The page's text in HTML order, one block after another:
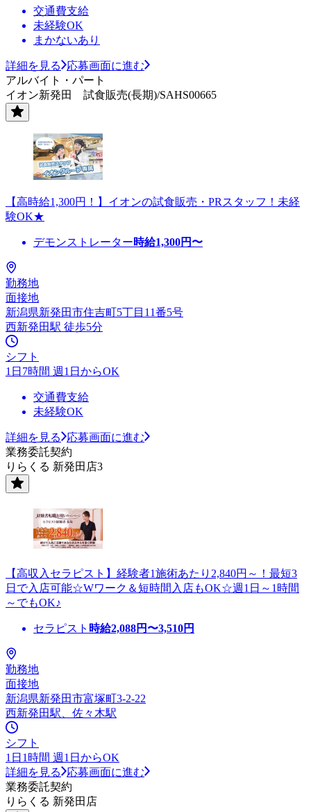
交通費支給
未経験OK
まかないあり
詳細を見る
応募画面に進む
アルバイト・パート
イオン新発田 試食販売(長期)/SAHS00665
【高時給1,300円！】イオンの試食販売・PRスタッフ！未経
験OK★
デモンストレーター時給1,300円〜
勤務地
面接地
新潟県新発田市住吉町5丁目11番5号
西新発田駅 徒歩5分
シフト
1日7時間 週1日からOK
交通費支給
未経験OK
詳細を見る
応募画面に進む
業務委託契約
りらくる 新発田店3
【高収入セラピスト】経験者1施術あたり2,840円～！最短3
日で入店可能☆Wワーク＆短時間入店もOK☆週1日～1時間
～でもOK♪
セラピスト 時給2,088円〜3,510円
勤務地
面接地
新潟県新発田市富塚町3-2-22
西新発田駅、佐々木駅
シフト
1日1時間 週1日からOK
詳細を見る
応募画面に進む
業務委託契約
りらくる 新発田店